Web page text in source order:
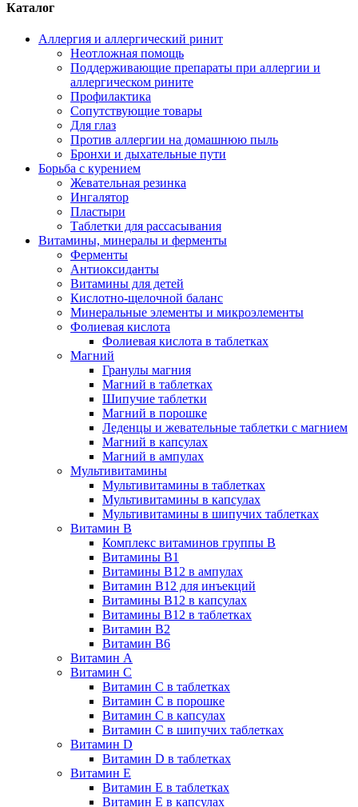
Каталог
Аллергия и аллергический ринит
Неотложная помощь
Поддерживающие препараты при аллергии и
аллергическом рините
Профилактика
Сопутствующие товары
Для глаз
Против аллергии на домашнюю пыль
Бронхи и дыхательные пути
Борьба с курением
Жевательная резинка
Ингалятор
Пластыри
Таблетки для рассасывания
Витамины, минералы и ферменты
Ферменты
Антиоксиданты
Витамины для детей
Кислотно-щелочной баланс
Минеральные элементы и микроэлементы
Фолиевая кислота
Фолиевая кислота в таблетках
Магний
Гранулы магния
Магний в таблетках
Шипучие таблетки
Магний в порошке
Леденцы и жевательные таблетки с магнием
Магний в капсулах
Магний в ампулах
Мультивитамины
Мультивитамины в таблетках
Мультивитамины в капсулах
Мультивитамины в шипучих таблетках
Витамин B
Комплекс витаминов группы B
Витамины B1
Витамины B12 в ампулах
Витамин B12 для инъекций
Витамины B12 в капсулах
Витамины B12 в таблетках
Витамин B2
Витамин B6
Витамин A
Витамин C
Витамин C в таблетках
Витамин C в порошке
Витамин C в капсулах
Витамин C в шипучих таблетках
Витамин D
Витамин D в таблетках
Витамин E
Витамин E в таблетках
Витамин E в капсулах